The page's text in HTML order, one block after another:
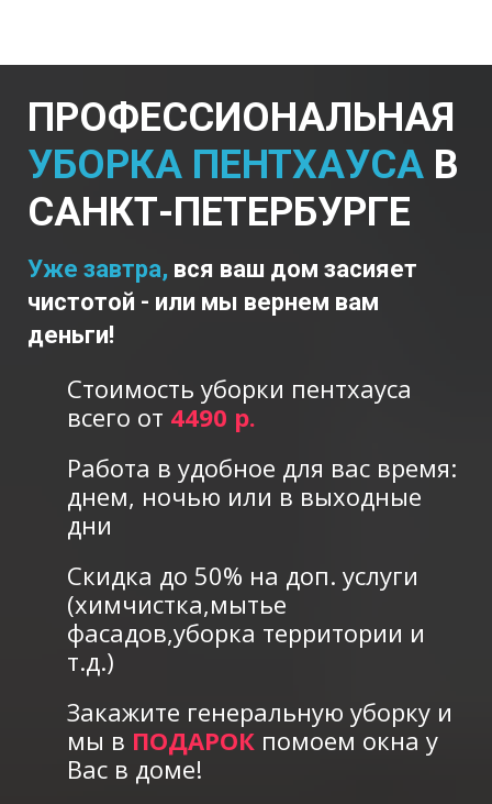
ПРОФЕССИОНАЛЬНАЯ
УБОРКА ПЕНТХАУСА В
САНКТ-ПЕТЕРБУРГЕ
Уже завтра, вся ваш дом засияет
чистотой - или мы вернем вам
деньги!
Стоимость уборки пентхауса
всего от 4490 р.
Работа в удобное для вас время:
днем, ночью или в выходные
дни
Скидка до 50% на доп. услуги
(химчистка,мытье
фасадов,уборка территории и
т.д.)
Закажите генеральную уборку и
мы в ПОДАРОК помоем окна у
Вас в доме!